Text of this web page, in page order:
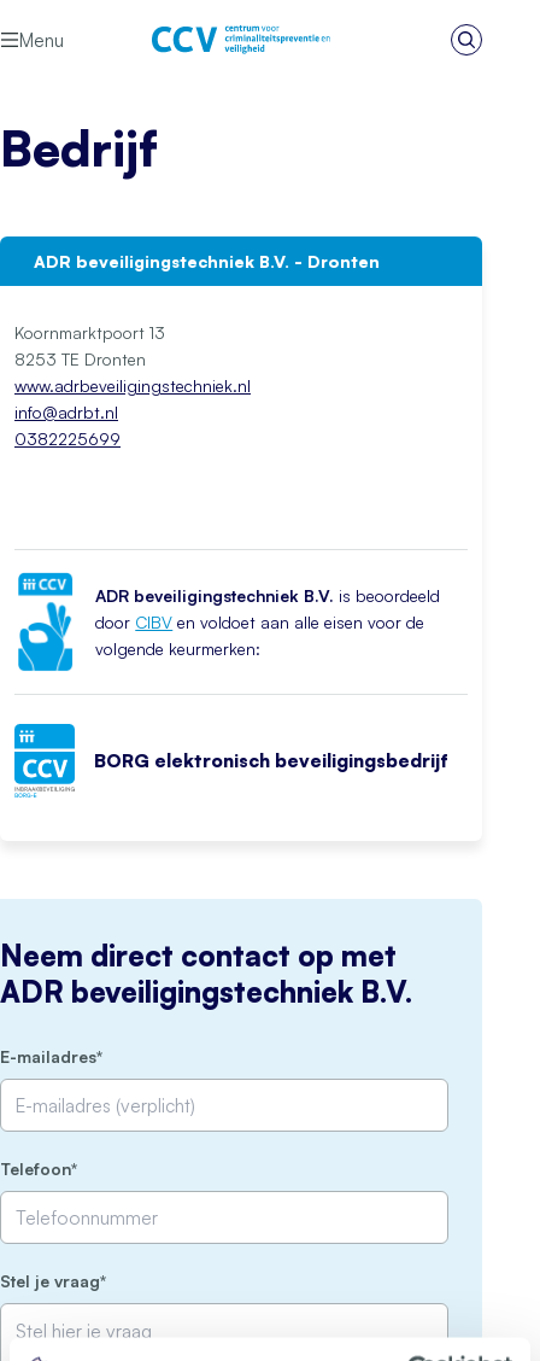
Menu
Zoeken
Bedrijf
Neem direct contact op met
ADR beveiligingstechniek B.V.
E-mailadres
Telefoon
Stel je vraag
ADR beveiligingstechniek B.V. - Dronten
Koornmarktpoort 13
8253 TE Dronten
www.adrbeveiligingstechniek.nl
info@adrbt.nl
0382225699
ADR beveiligingstechniek B.V. is beoordeeld
door CIBV en voldoet aan alle eisen voor de
volgende keurmerken:
BORG elektronisch beveiligingsbedrijf